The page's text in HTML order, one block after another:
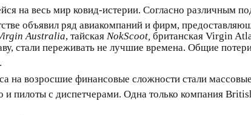
на весь мир ковид-истерии. Согласно различным
объявил ряд авиакомпаний и фирм,
Australia, тайская NokScoot, британская Virgin
стали переживать не лучшие времена. Общие
на возросшие финансовые сложности стали
и пилоты с диспетчерами. Одна только компания